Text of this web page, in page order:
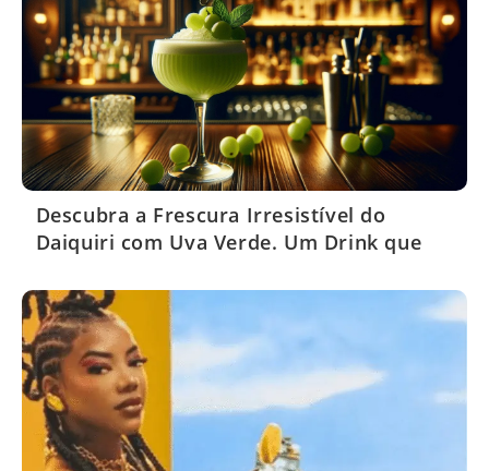
Descubra a Frescura Irresistível do
Daiquiri com Uva Verde. Um Drink que